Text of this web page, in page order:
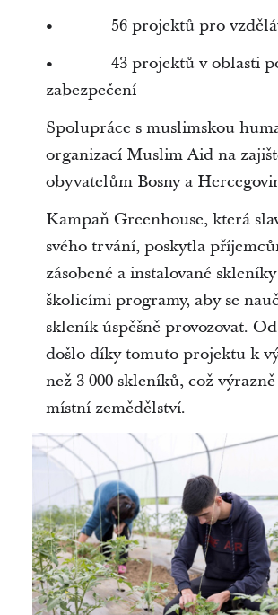
• 56 projektů pro
• 43 projektů v oblasti
zabezpečení
Spolupráce s muslimskou
organizací Muslim Aid na
obyvatelům Bosny a
Kampaň Greenhouse, která
svého trvání, poskytla
zásobené a instalované
školicími programy, aby se
skleník úspěšně provozovat.
došlo díky tomuto projektu k
než 3 000 skleníků, což
místní zemědělství.